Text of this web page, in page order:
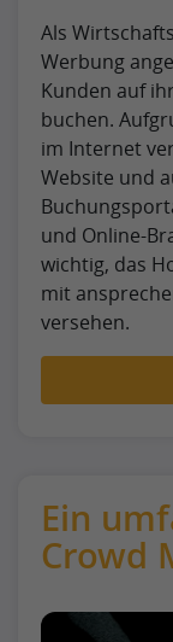
Als
Werbung
Kunden auf
buchen.
im Internet
Website und
und Online-
wichtig, das
mit
versehen.
Ein
Crowd